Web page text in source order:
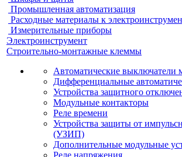
Промышленная автоматизация
Расходные материалы к
Измерительные приборы
Электроинструмент
Строительно-монтажные клеммы
Автоматические выключатели
Дифференциальные
Устройства защитного
Модульные контакторы
Реле времени
Устройства защиты от
(УЗИП)
Дополнительные модульные
Реле напряжения